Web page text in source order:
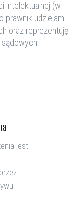
intelektualnej (w
prawnik udzielam
oraz reprezentuję
sądowych.
jest